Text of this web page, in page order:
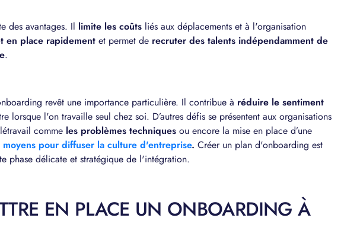
des avantages. Il limite les coûts liés aux déplacements et à l'organisation
en place rapidementet permet de recruter des talents indépendamment de
.
revêt une importance particulière. Il contribue à réduire le sentiment
lorsque l'on travaille seul chez soi. D’autres défis se présentent aux organisations
comme les problèmes techniquesou encore la mise en place d’une
moyens pour diffuser la culture d'entreprise. Créer un plan d'onboarding est
phase délicate et stratégique de l'intégration.
EN PLACE UN ONBOARDING À